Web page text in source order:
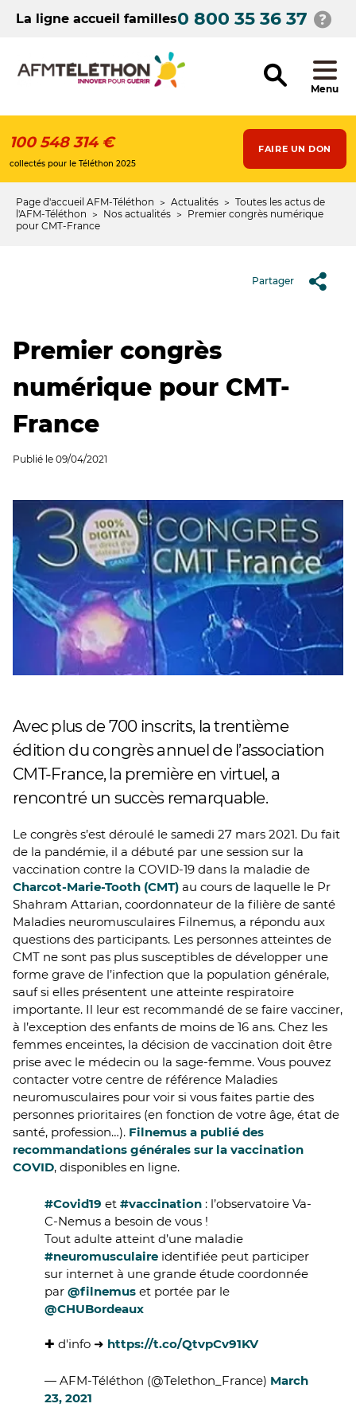
contenuLa ligne accueil familles0 800 35 36 37
Menu
100 548 314 €
collectés pour le Téléthon 2025
FAIRE UN DON
Fil
d'Ariane
Page d'accueil AFM-Téléthon Actualités
Toutes les actus de
l'AFM-Téléthon
Nos actualités
Premier congrès numérique
pour CMT-France
Partager
Premier congrès
numérique pour CMT-
France
Publié le 09/04/2021
Avec plus de 700 inscrits, la trentième
édition du congrès annuel de l’association
CMT-France, la première en virtuel, a
rencontré un succès remarquable.
Le congrès s’est déroulé le samedi 27 mars 2021. Du fait
de la pandémie, il a débuté par une session sur la
vaccination contre la COVID-19 dans la maladie de
Charcot-Marie-Tooth (CMT) au cours de laquelle le Pr
Shahram Attarian, coordonnateur de la filière de santé
Maladies neuromusculaires Filnemus, a répondu aux
questions des participants. Les personnes atteintes de
CMT ne sont pas plus susceptibles de développer une
forme grave de l’infection que la population générale,
sauf si elles présentent une atteinte respiratoire
importante. Il leur est recommandé de se faire vacciner,
à l’exception des enfants de moins de 16 ans. Chez les
femmes enceintes, la décision de vaccination doit être
prise avec le médecin ou la sage-femme. Vous pouvez
contacter votre centre de référence Maladies
neuromusculaires pour voir si vous faites partie des
personnes prioritaires (en fonction de votre âge, état de
santé, profession…). Filnemus a publié des
recommandations générales sur la vaccination
COVID, disponibles en ligne.
#Covid19 et #vaccination : l’observatoire Va-
C-Nemus a besoin de vous !
Tout adulte atteint d’une maladie
#neuromusculaire identifiée peut participer
sur internet à une grande étude coordonnée
par @filnemus et portée par le
@CHUBordeaux
✚ d'info ➜ https://t.co/QtvpCv91KV
— AFM-Téléthon (@Telethon_France) March
23, 2021